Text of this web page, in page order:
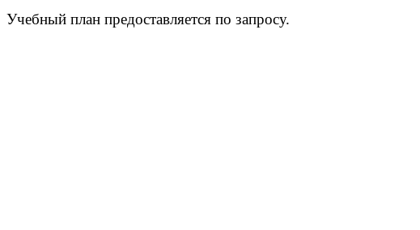
Учебный план предоставляется по запросу.